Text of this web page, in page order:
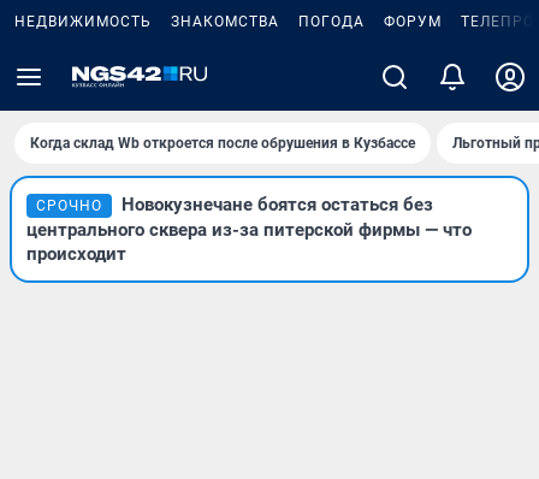
НЕДВИЖИМОСТЬ ЗНАКОМСТВА ПОГОДА ФОРУМ
Когда склад Wb откроется после обрушения в Кузбассе Льготный
СРОЧНО
Новокузнечане боятся остаться без
центрального сквера из-за питерской фирмы — что
происходит